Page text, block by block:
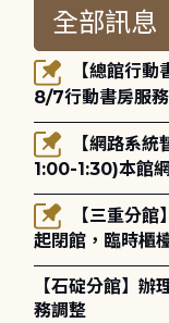
8/7行動書房服
1:00-1:30)本館
網路升級更新將
起閉館，臨時櫃
造成不便，敬請
【石碇分館】
務調整